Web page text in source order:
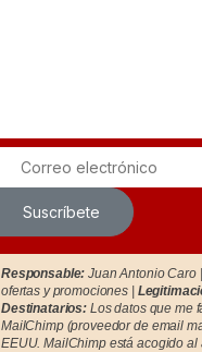
Suscríbete
Responsable: Juan Antonio Caro
ofertas y promociones |
Destinatarios: Los datos que me
MailChimp (proveedor de email
EEUU. MailChimp está acogido